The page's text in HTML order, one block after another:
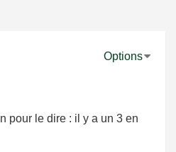
Options
pour le dire : il y a un 3 en